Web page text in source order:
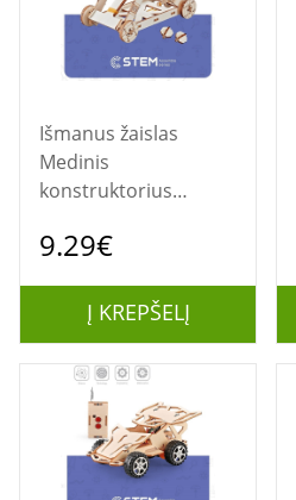
Išmanus žaislas
Medinis
konstruktorius
mokomasis modelis
9.29€
Į KREPŠELĮ